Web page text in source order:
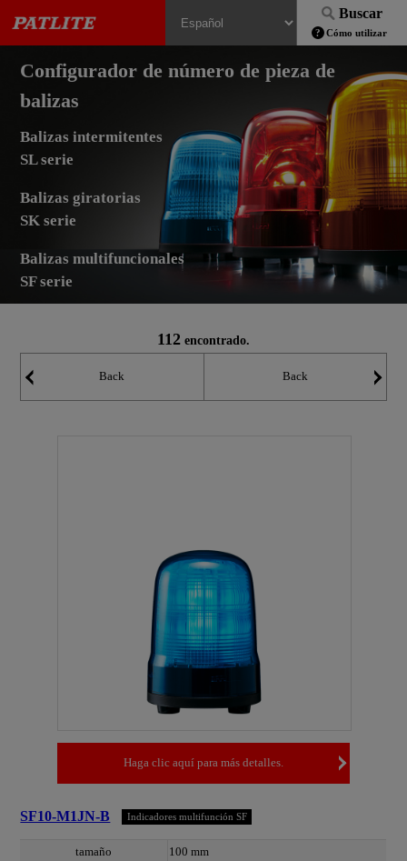
Buscar
Cómo utilizar
Configurador de número de pieza de
balizas
Balizas intermitentes
SL serie
Balizas giratorias
SK serie
Balizas multifuncionales
SF serie
112 encontrado.
Back Back
Haga clic aquí para más detalles.
SF10-M1JN-B Indicadores multifunción SF
tamaño
100 mm